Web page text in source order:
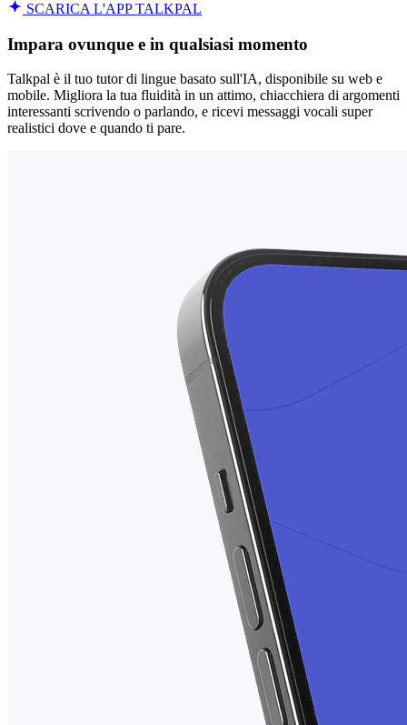
SCARICA L'APP TALKPAL
Impara ovunque e in qualsiasi momento
Talkpal è il tuo tutor di lingue basato sull'IA, disponibile su web e
mobile. Migliora la tua fluidità in un attimo, chiacchiera di argomenti
interessanti scrivendo o parlando, e ricevi messaggi vocali super
realistici dove e quando ti pare.